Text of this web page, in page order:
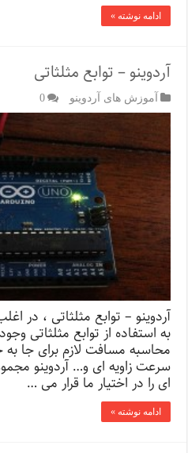
ادامه نوشته »
آردوینو – توابع مثلثاتی
آموزش های آردوینو 0
آردوینو – توابع مثلثاتی ، در
به استفاده از توابع مثلثاتی
محاسبه مسافت لازم برای جا به
سرعت زاویه ای و… آردوینو
ای را در اختیار ما قرار می …
ادامه نوشته »